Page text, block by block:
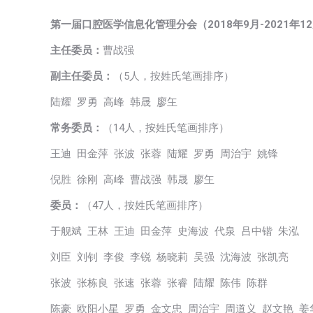
第一届口腔医学信息化管理分会（2018年9月-2021年12
主任委员： 曹战强
副主任委员： （5人，按姓氏笔画排序）
陆耀 罗勇 高峰 韩晟 廖玍
常务委员： （14人，按姓氏笔画排序）
王迪 田金萍 张波 张蓉 陆耀 罗勇 周治宇 姚锋
倪胜 徐刚 高峰 曹战强 韩晟 廖玍
委员： （47人，按姓氏笔画排序）
于舰斌 王林 王迪 田金萍 史海波 代泉 吕中锴 朱泓
刘臣 刘钊 李俊 李锐 杨晓莉 吴强 沈海波 张凯亮
张波 张栋良 张速 张蓉 张睿 陆耀 陈伟 陈群
陈豪 欧阳小星 罗勇 金文忠 周治宇 周道义 赵文艳 姜